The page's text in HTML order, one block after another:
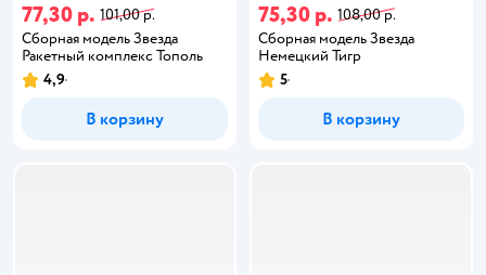
77,30 р. 101,00 р.
Сборная модель Звезда
Ракетный комплекс Тополь
4,9
В корзину
75,30 р. 108,00 р.
Сборная модель Звезда
Немецкий Тигр
5
В корзину